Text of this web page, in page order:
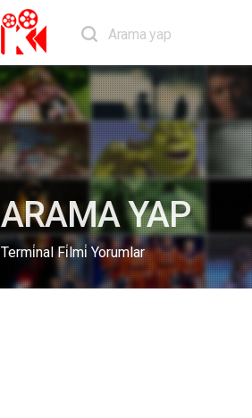
ARAMA YAP
Termi̇nal Fi̇lmi̇ Yorumlar